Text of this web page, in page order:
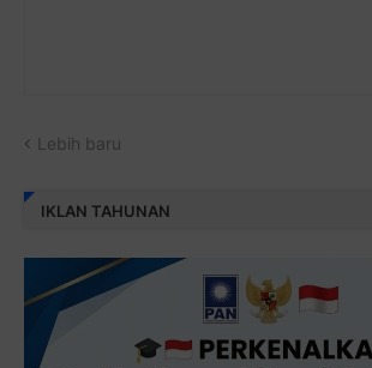
Lebih baru
IKLAN TAHUNAN